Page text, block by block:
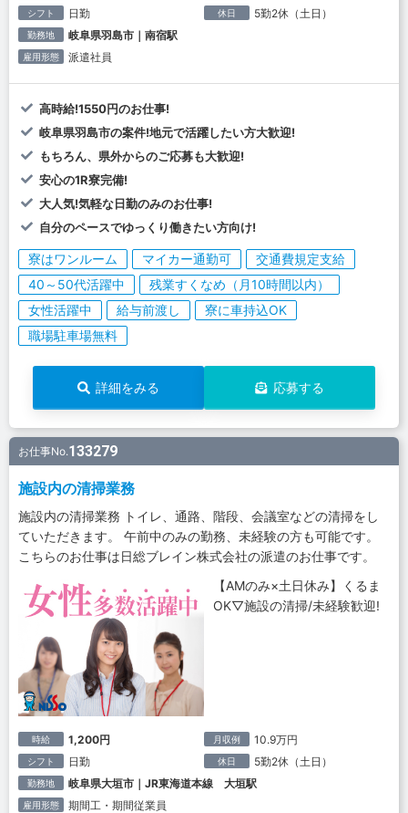
シフト 日勤 休日 5勤2休（土日）
勤務地 岐阜県羽島市｜南宿駅
雇用形態 派遣社員
高時給!1550円のお仕事!
岐阜県羽島市の案件!地元で活躍したい方大歓迎!
もちろん、県外からのご応募も大歓迎!
安心の1R寮完備!
大人気!気軽な日勤のみのお仕事!
自分のペースでゆっくり働きたい方向け!
寮はワンルーム マイカー通勤可
交通費規定支給
40～50代活躍中
残業すくなめ（月10時間以内）
女性活躍中
給与前渡し
寮に車持込OK
職場駐車場無料
詳細をみる 応募する
お仕事No.133279
施設内の清掃業務
施設内の清掃業務 トイレ、通路、階段、会議室などの清掃をし
ていただきます。 午前中のみの勤務、未経験の方も可能です。
こちらのお仕事は日総ブレイン株式会社の派遣のお仕事です。
【AMのみ×土日休み】くるま
OK▽施設の清掃/未経験歓迎!
時給 1,200円 月収例 10.9万円
シフト 日勤 休日 5勤2休（土日）
勤務地 岐阜県大垣市｜JR東海道本線 大垣駅
雇用形態 期間工・期間従業員